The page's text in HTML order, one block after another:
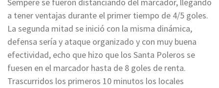
a tener ventajas durante el primer tiempo de 4/5 goles.
La segunda mitad se inició con la misma dinámica,
defensa sería y ataque organizado y con muy buena
efectividad, echo que hizo que los Santa Poleros se
fuesen en el marcador hasta de 8 goles de renta.
Trascurridos los primeros 10 minutos los locales